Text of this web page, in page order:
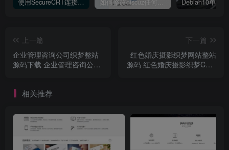
使用SecureCRT连接Ubuntu20.04报错：Key exchange failed. No compatible key exchange method. 如何修改discuz任何模板的编辑器默认字体类型和默认字体大小
上一篇
企业管理咨询公司织梦整站
源码下载 企业管理咨询公司
下一篇
红色婚庆摄影织梦网站整站
源码 红色婚庆摄影织梦CMS
相关推荐